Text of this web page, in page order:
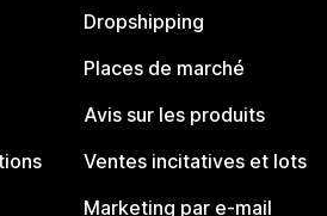
Dropshipping
Places de marché
Avis sur les produits
Ventes incitatives et lots
Marketing par e-mail